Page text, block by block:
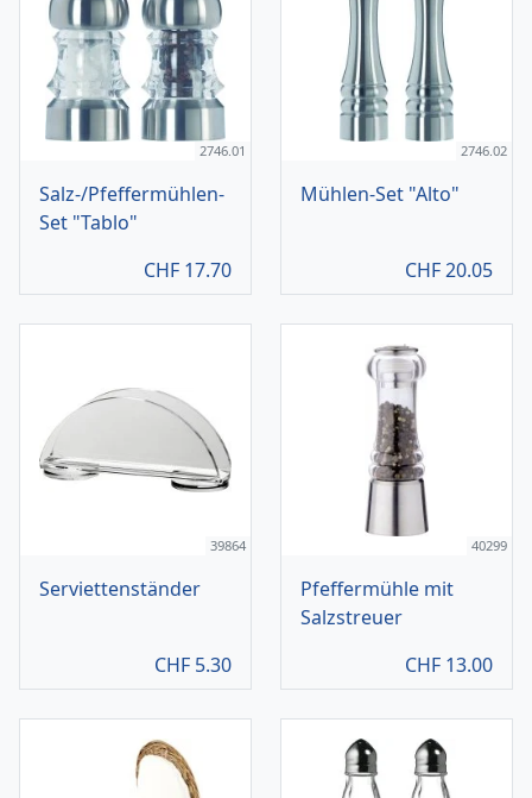
2746.01
Salz-/Pfeffermühlen-
Set "Tablo"
CHF 17.70
2746.02
Mühlen-Set "Alto"
CHF20.05
39864
Serviettenständer
CHF 5.30
40299
Pfeffermühle mit
Salzstreuer
CHF 13.00